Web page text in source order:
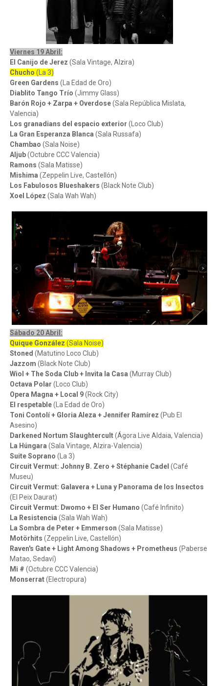
Viernes 19 Abril:
El Canijo de Jerez (Sala Vintage, Alzira)
Chucho (La 3)
Green Gardens (La Edad de Oro)
Diablito Tango Trío (Jimmy Glass)
Barón Rojo + Zarpa + Overdose(Sala República Mislata,
Valencia)
Los granadians del espacio exterior (Loco Club)
La Gran Esperanza Blanca (Sala Russafa)
Chambao (Sala Noise)
Aljub(Octubre CCC Valencia)
Ramons (Sala Matisse)
Mishima (Zeppelin Live, Castellón)
Los Fabulosos Blueshakers (Black Note Club)
Xoel López (Sala Wah Wah)
Sábado 20 Abril:
Quique González (Sala Noise)
Stoned (Matutino Loco Club)
Jazzom (Black Note Club)
Wiol + The Soda Club + Invita la Casa (Murray Club)
Octava Polar (Loco Club)
Opera Magna + Local 9(Rock City)
El respetable(La Edad de Oro)
Toni Contolí + Gloria Aleza + Jennifer Ramírez (Pub El
Asesino)
Darkened Nortum Slaughtercult(Ágora Live Aldaia, Valencia)
La Húngara (Sala Vintage, Alzira-Valencia)
Suite Soprano (La 3)
Circuit Vermut: Johnny B. Zero + Stéphanie Cadel (Café
Museu)
Circuit Vermut: Galavera + Luna y Panorama de los Insectos
(El Peix Daurat)
Circuit Vermut: Dwomo + El Ser Humano (Café Infinito)
La Resistencia (Sala Wah Wah)
La Sombra de Peter + Emmerson (Sala Matisse)
Motörhits (Zeppelin Live, Castellón)
Raven's Gate + Light Among Shadows + Prometheus (Paberse
Matao, Sedaví)
Mi # (Octubre CCC Valencia)
Monserrat(Electropura)